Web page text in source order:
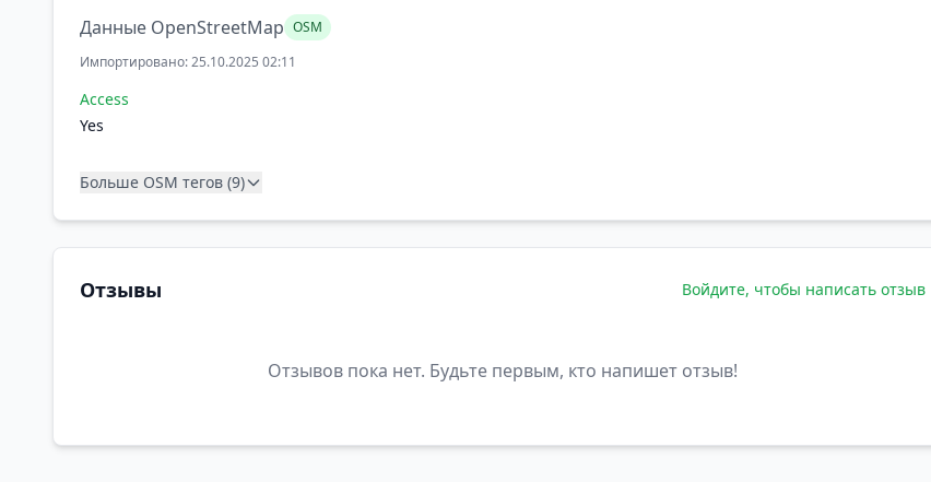
Данные OpenStreetMap OSM
Импортировано: 25.10.2025 02:11
Access
Yes
Больше OSM тегов (9)
Отзывы Войдите, чтобы написать отзыв
Отзывов пока нет. Будьте первым, кто напишет отзыв!